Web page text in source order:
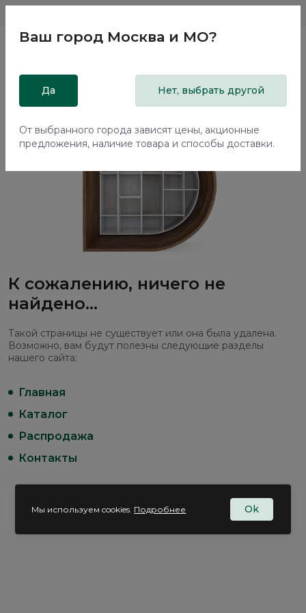
К сожалению, ничего не
найдено...
Такой страницы не существует или она была удалена.
Возможно, вам будут полезны следующие разделы
нашего сайта:
Главная
Каталог
Распродажа
Контакты
Ваш город Москва и МО?
Да Нет, выбрать другой
От выбранного города зависят цены, акционные
предложения, наличие товара и способы доставки.
Мы используем cookies. Подробнее Ok